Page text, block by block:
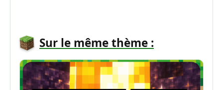
Sur le même thème :